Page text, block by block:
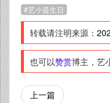
艺小昔生日
转载请注明来源：
也可以赞赏博主，艺
上一篇